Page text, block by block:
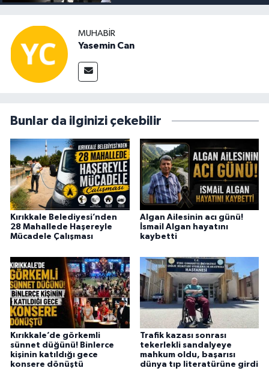
MUHABIR
Yasemin Can
Bunlar da ilginizi çekebilir
Kırıkkale Belediyesi’nden
28 Mahallede Haşereyle
Mücadele Çalışması
Algan Ailesinin acı günü!
İsmail Algan hayatını
kaybetti
Kırıkkale’de görkemli
sünnet düğünü! Binlerce
kişinin katıldığı gece
konsere dönüştü
Trafik kazası sonrası
tekerlekli sandalyeye
mahkum oldu, başarısı
dünya tıp literatürüne girdi